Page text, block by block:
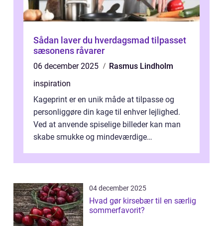
Sådan laver du hverdagsmad tilpasset
sæsonens råvarer
06 december 2025
Rasmus Lindholm
inspiration
Kageprint er en unik måde at tilpasse og
personliggøre din kage til enhver lejlighed.
Ved at anvende spiselige billeder kan man
skabe smukke og mindeværdige
04 december 2025
Hvad gør kirsebær til en særlig
sommerfavorit?